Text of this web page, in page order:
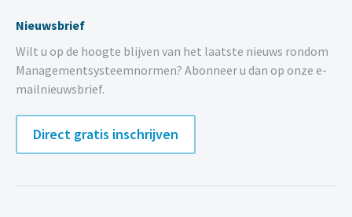
Nieuwsbrief
Wilt u op de hoogte blijven van het laatste nieuws rondom
Managementsysteemnormen? Abonneer u dan op onze e-
mailnieuwsbrief.
Direct gratis inschrijven